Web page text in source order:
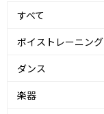
すべて
ボイストレーニング
ダンス
楽器